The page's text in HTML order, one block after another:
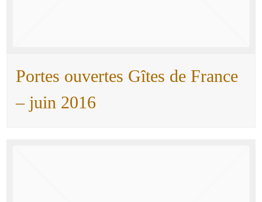
Portes ouvertes Gîtes de France
– juin 2016